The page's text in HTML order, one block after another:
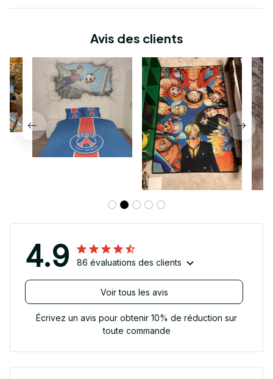
Avis des clients
4.9 86 évaluations des clients
Voir tous les avis
Écrivez un avis pour obtenir 10% de réduction sur
toute commande